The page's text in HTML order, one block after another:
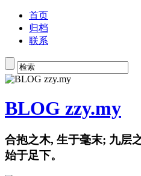
首页
归档
联系
BLOG zzy.my
合抱之木, 生于毫末; 九层
始于足下。